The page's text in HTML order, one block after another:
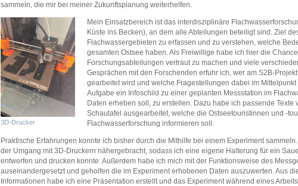
sammeln, die mir bei meiner Zukunftsplanung weiterhelfen.
3D-Drucker
Mein Einsatzbereich ist das interdisziplinäre
Küste ins Becken), an dem alle Abteilungen beteiligt sind. Ziel
Flachwassergebieten zu erfassen und zu verstehen, welche
gesamten Ostsee haben. Als Freiwillige habe ich hier die
Forschungsabteilungen vertraut zu machen und viele
Gesprächen mit den Forschenden erfuhr ich, wer am S2B-
gearbeitet wird und welche Fragestellungen dabei im
Aufgabe ein Infoschild zu einer geplanten Messstation im
Daten erheben soll, zu erstellen. Dazu habe ich passende Texte
Schautafel ausgearbeitet, welche die Ostseetouristinnen und -
Flachwasserforschung informieren soll.
Praktische Erfahrungen konnte ich bisher durch die Mithilfe bei einem Experiment
der Umgang mit 3D-Druckern nähergebracht, sodass ich eine eigene Halterung für ein
entwerfen und drucken konnte. Außerdem habe ich mich mit der Funktionsweise des
auseinandergesetzt und geholfen die im Experiment erhobenen Daten auszuwerten. Aus
Informationen habe ich eine Präsentation erstellt und das Experiment während eines